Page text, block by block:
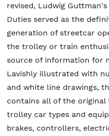
revised, Ludwig
Duties served as the
generation of streetcar
the trolley or train
source of information for
Lavishly illustrated with
and white line drawings,
contains all of the
trolley car types and
brakes, controllers,